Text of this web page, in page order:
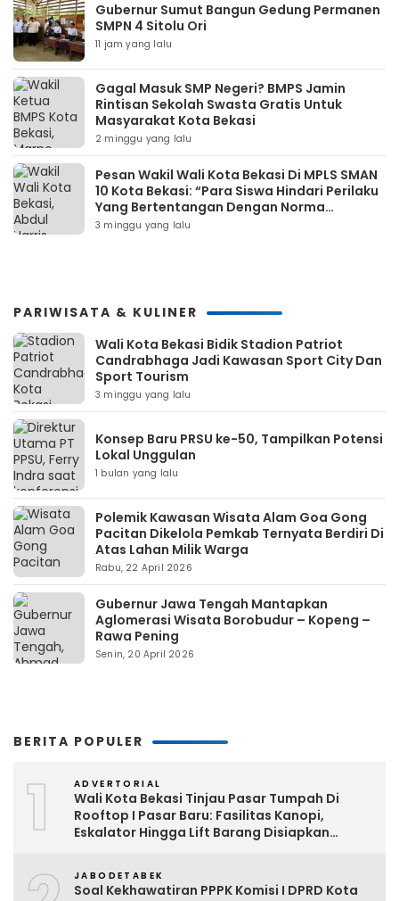
Gubernur Sumut Bangun Gedung Permanen
SMPN 4 Sitolu Ori
11 jam yang lalu
Gagal Masuk SMP Negeri? BMPS Jamin
Rintisan Sekolah Swasta Gratis Untuk
Masyarakat Kota Bekasi
2 minggu yang lalu
Pesan Wakil Wali Kota Bekasi Di MPLS SMAN
10 Kota Bekasi: “Para Siswa Hindari Perilaku
Yang Bertentangan Dengan Norma
Masyarakat Maupun Agama”
3 minggu yang lalu
PARIWISATA & KULINER
Wali Kota Bekasi Bidik Stadion Patriot
Candrabhaga Jadi Kawasan Sport City Dan
Sport Tourism
3 minggu yang lalu
Konsep Baru PRSU ke-50, Tampilkan Potensi
Lokal Unggulan
1 bulan yang lalu
Polemik Kawasan Wisata Alam Goa Gong
Pacitan Dikelola Pemkab Ternyata Berdiri Di
Atas Lahan Milik Warga
Rabu, 22 April 2026
Gubernur Jawa Tengah Mantapkan
Aglomerasi Wisata Borobudur – Kopeng –
Rawa Pening
Senin, 20 April 2026
BERITA POPULER
1 ADVERTORIAL
Wali Kota Bekasi Tinjau Pasar Tumpah Di
Rooftop I Pasar Baru: Fasilitas Kanopi,
Eskalator Hingga Lift Barang Disiapkan
JABODETABEK
Soal Kekhawatiran PPPK Komisi I DPRD Kota